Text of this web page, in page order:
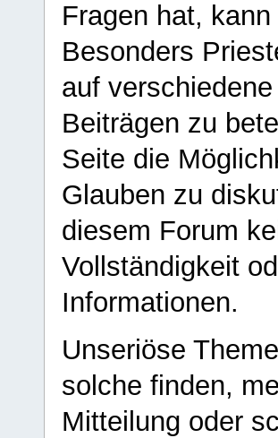
Fragen hat,
Besonders
auf
Beiträgen zu
Seite die
Glauben zu
diesem Forum
Vollständigkeit
Informationen.
Unseriöse
solche finden,
Mitteilung oder